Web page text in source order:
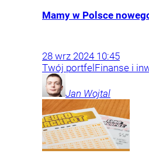
Mamy w Polsce
28 wrz 2024 10:45
Twój portfel Finanse i
Jan Wojtal